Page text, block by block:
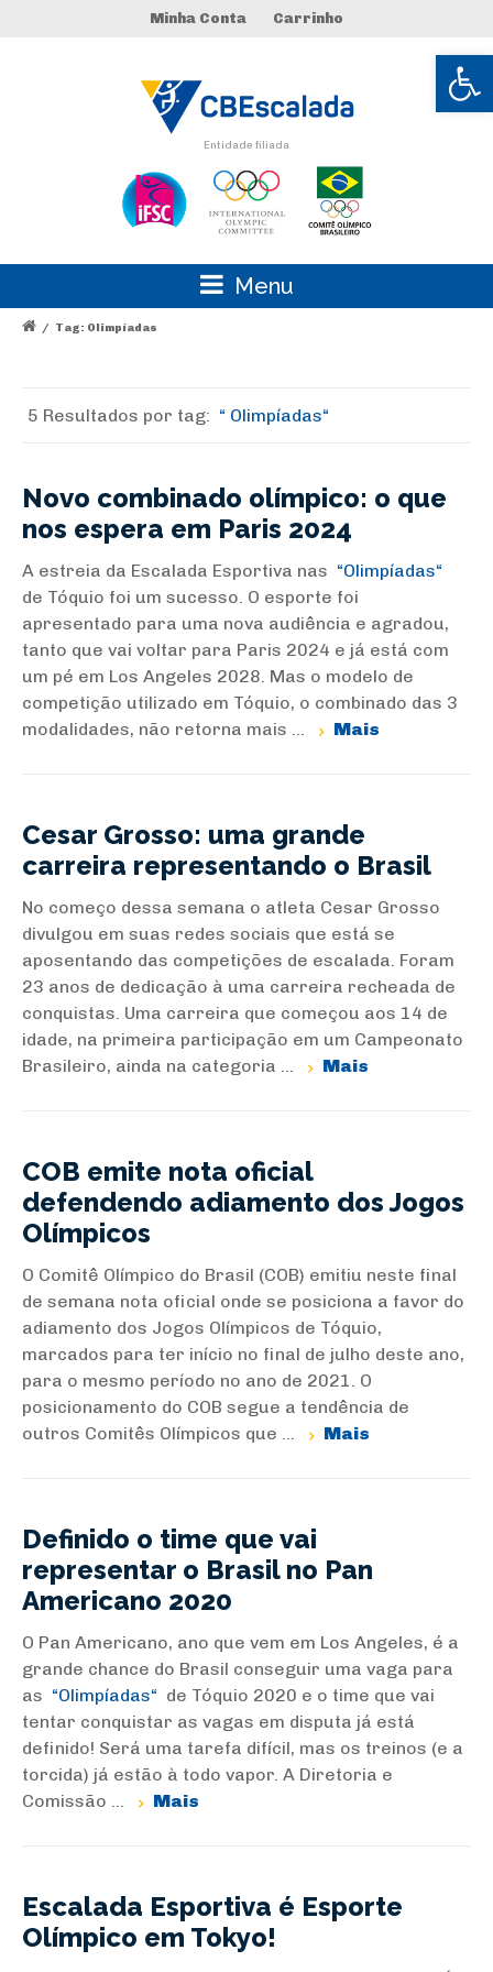
Abrir
Minha Conta Carrinho
Entidade filiada
Menu
/ Tag: Olimpíadas
5 Resultados por tag: Olimpíadas
Novo combinado olímpico: o que
nos espera em Paris 2024
A estreia da Escalada Esportiva nas
Olimpíadas
de Tóquio foi um sucesso. O esporte foi
apresentado para uma nova audiência e agradou,
tanto que vai voltar para Paris 2024 e já está com
um pé em Los Angeles 2028. Mas o modelo de
competição utilizado em Tóquio, o combinado das 3
modalidades, não retorna mais ...
Mais
Cesar Grosso: uma grande
carreira representando o Brasil
No começo dessa semana o atleta Cesar Grosso
divulgou em suas redes sociais que está se
aposentando das competições de escalada. Foram
23 anos de dedicação à uma carreira recheada de
conquistas. Uma carreira que começou aos 14 de
idade, na primeira participação em um Campeonato
Brasileiro, ainda na categoria ...
Mais
COB emite nota oficial
defendendo adiamento dos Jogos
Olímpicos
O Comitê Olímpico do Brasil (COB) emitiu neste final
de semana nota oficial onde se posiciona a favor do
adiamento dos Jogos Olímpicos de Tóquio,
marcados para ter início no final de julho deste ano,
para o mesmo período no ano de 2021. O
posicionamento do COB segue a tendência de
outros Comitês Olímpicos que ...
Mais
Definido o time que vai
representar o Brasil no Pan
Americano 2020
O Pan Americano, ano que vem em Los Angeles, é a
grande chance do Brasil conseguir uma vaga para
as
Olimpíadas
de Tóquio 2020 e o time que vai
tentar conquistar as vagas em disputa já está
definido! Será uma tarefa difícil, mas os treinos (e a
torcida) já estão à todo vapor. A Diretoria e
Comissão ...
Mais
Escalada Esportiva é Esporte
Olímpico em Tokyo!